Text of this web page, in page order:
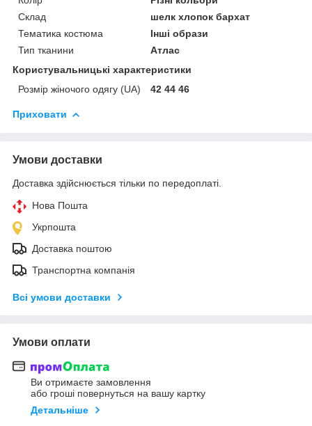
Склад
шелк хлопок бархат
Тематика костюма
Інші образи
Тип тканини
Атлас
Користувальницькі характеристики
Розмір жіночого одягу (UA)
42 44 46
Приховати
Умови доставки
Доставка здійснюється тільки по передоплаті.
Нова Пошта
Укрпошта
Доставка поштою
Транспортна компанія
Всі умови доставки
Умови оплати
Ви отримаєте замовлення
або гроші повернуться на вашу картку
Детальніше